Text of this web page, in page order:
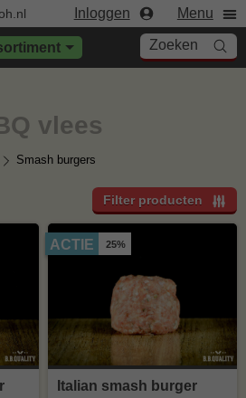
Inloggen Menu
Zoeken
Smash burgers
vlees
Filter producten
ACTIE 25%
Italian smash burger